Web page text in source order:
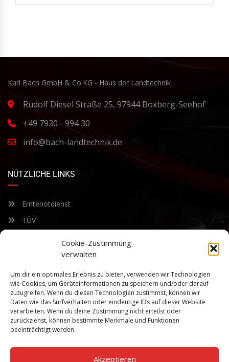
Cookie-Zustimmung
verwalten
Um dir ein optimales Erlebnis zu bieten, verwenden wir Technologien
wie Cookies, um Geräteinformationen zu speichern und/oder darauf
zuzugreifen. Wenn du diesen Technologien zustimmst, können wir
Daten wie das Surfverhalten oder eindeutige IDs auf dieser Website
verarbeiten. Wenn du deine Zustimmung nicht erteilst oder
zurückziehst, können bestimmte Merkmale und Funktionen
beeinträchtigt werden.
Akzeptieren
Karl Bach GmbH & Co.KG - Haus der Landtechnik
Rudolf Diesel Straße 25, 97944 Boxberg-Seehof
+49 7930 - 994 30
info@bach-landtechnik.de
NÜTZLICHE LINKS
Erntenotdienst
TÜV
Bleiben Sie auf dem Laufenden über unsere sich ständig
weiterentwickelnden Produkteigenschaften und Technologien.
Geben Sie Ihre E-Mail-Adresse ein und abonnieren Sie unseren
Newsletter.